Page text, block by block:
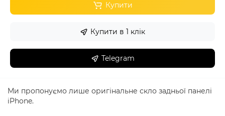
Купити
Купити в 1 клік
Telegram
Ми пропонуємо лише оригінальне скло задньої панелі
iPhone.